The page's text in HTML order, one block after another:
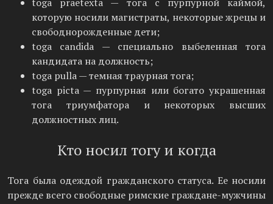
которую носили магистраты, некоторые жрецы и
свободнорожденные дети;
toga candida — специально выбеленная тога
кандидата на должность;
toga pulla — темная траурная тога;
toga picta — пурпурная или богато украшенная
тога триумфатора и некоторых высших
должностных лиц.
Кто носил тогу и когда
Тога была одеждой гражданского статуса. Ее носили
прежде всего свободные римские граждане-мужчины